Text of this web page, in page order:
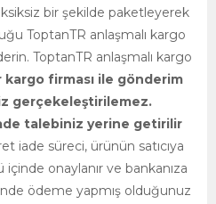
bir şekilde paketleyerek
ToptanTR anlaşmalı kargo
ToptanTR anlaşmalı kargo
kargo firması ile gönderim
gerçekeleştirilemez.
talebiniz yerine getirilir
iade süreci, ürünün satıcıya
içinde onaylanır ve bankanıza
ödeme yapmış olduğunuz